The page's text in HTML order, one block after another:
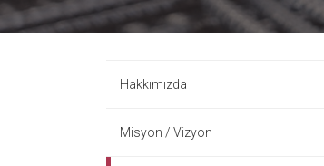
Hakkımızda
Misyon / Vizyon